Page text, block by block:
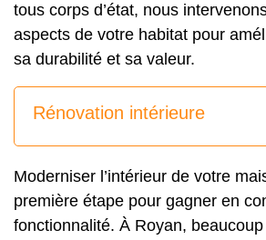
tous corps d’état, nous
aspects de votre habitat pour
sa durabilité et sa valeur.
Rénovation intérieure
Moderniser l’intérieur de votre
première étape pour gagner en
fonctionnalité. À Royan,